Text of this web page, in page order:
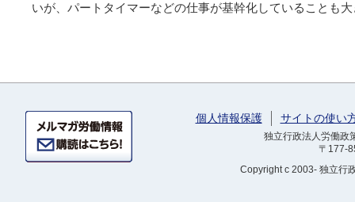
いが、パートタイマーなどの仕事が基幹化していることも
個人情報保護 サイトの使い
独立行政法人労働
〒177-
Copyright c 2003- 独立行